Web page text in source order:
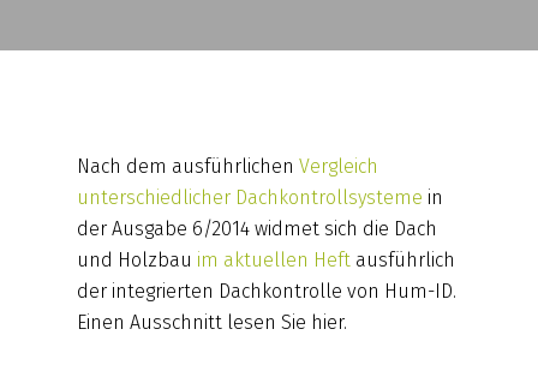
Nach dem ausführlichen Vergleich
unterschiedlicher Dachkontrollsysteme in
der Ausgabe 6/2014 widmet sich die Dach
und Holzbau im aktuellen Heft ausführlich
der integrierten Dachkontrolle von Hum-ID.
Einen Ausschnitt lesen Sie hier.